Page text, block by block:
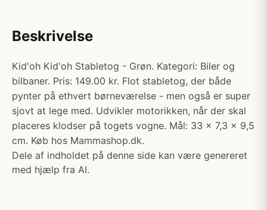
Beskrivelse
Kid'oh Kid'oh Stabletog - Grøn. Kategori: Biler og
bilbaner. Pris: 149.00 kr. Flot stabletog, der både
pynter på ethvert børneværelse - men også er super
sjovt at lege med. Udvikler motorikken, når der skal
placeres klodser på togets vogne. Mål: 33 x 7,3 x 9,5
cm. Køb hos Mammashop.dk.
Dele af indholdet på denne side kan være genereret
med hjælp fra AI.